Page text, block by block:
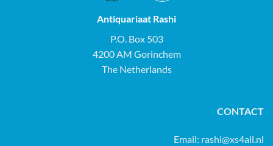
Antiquariaat Rashi
P.O. Box 503
4200 AM Gorinchem
The Netherlands
CONTACT
Email: rashi@xs4all.nl